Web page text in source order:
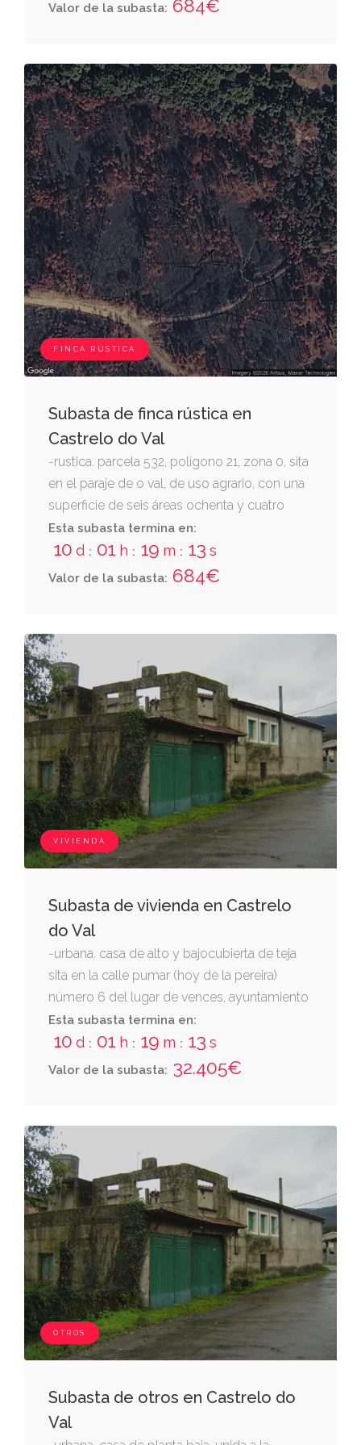
Valor de la subasta: 684€
FINCA RÚSTICA
Subasta de finca rústica en
Castrelo do Val
-rustica. parcela 532, polígono 21, zona 0, sita
en el paraje de o val, de uso agrario, con una
superficie de seis áreas ochenta y cuatro
centiáreas, destinadas a pinar maderable.
Esta subasta termina en:
10 d : 01 h : 19 m : 12 s
Valor de la subasta: 684€
VIVIENDA
Subasta de vivienda en Castrelo
do Val
-urbana. casa de alto y bajocubierta de teja
sita en la calle pumar (hoy de la pereira)
número 6 del lugar de vences, ayuntamiento
de monterrey (orense). tiene una superficie
edificada según el registro de la propiedad
de ciento veinte metros cuadrados (120 m²),
(120 m²), y según el catastro mide doscientos
treinta y cuatro metros cuadrados (234 m²), y
tiene una superficie edificada de
cuatrocientos veintitrés metros cuadrados
(423 m²). inscrita en el registro de la
propiedad de verín, al tomo 565, libro 110,
folio 53, finca de monterrey nº 13.744, 1ª.
Esta subasta termina en:
10 d : 01 h : 19 m : 12 s
Valor de la subasta: 32.405€
OTROS
Subasta de otros en Castrelo do
Val